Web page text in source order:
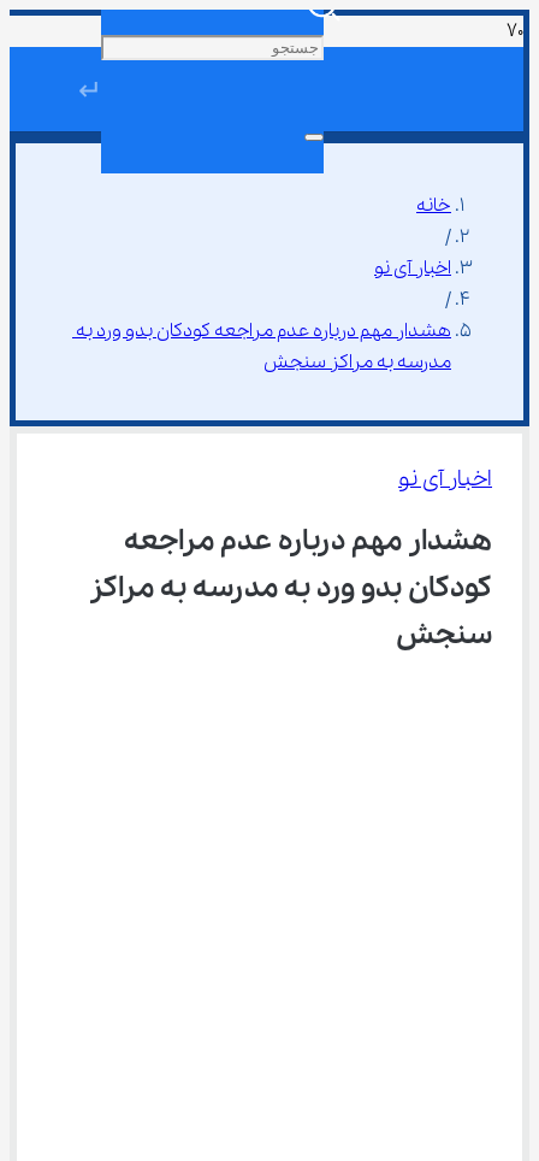
↵
خانه
/
اخبار آی نو
/
هشدار مهم درباره عدم مراجعه کودکان بدو ورد به
مدرسه به مراکز سنجش
اخبار آی نو
هشدار مهم درباره عدم مراجعه
کودکان بدو ورد به مدرسه به مراکز
سنجش